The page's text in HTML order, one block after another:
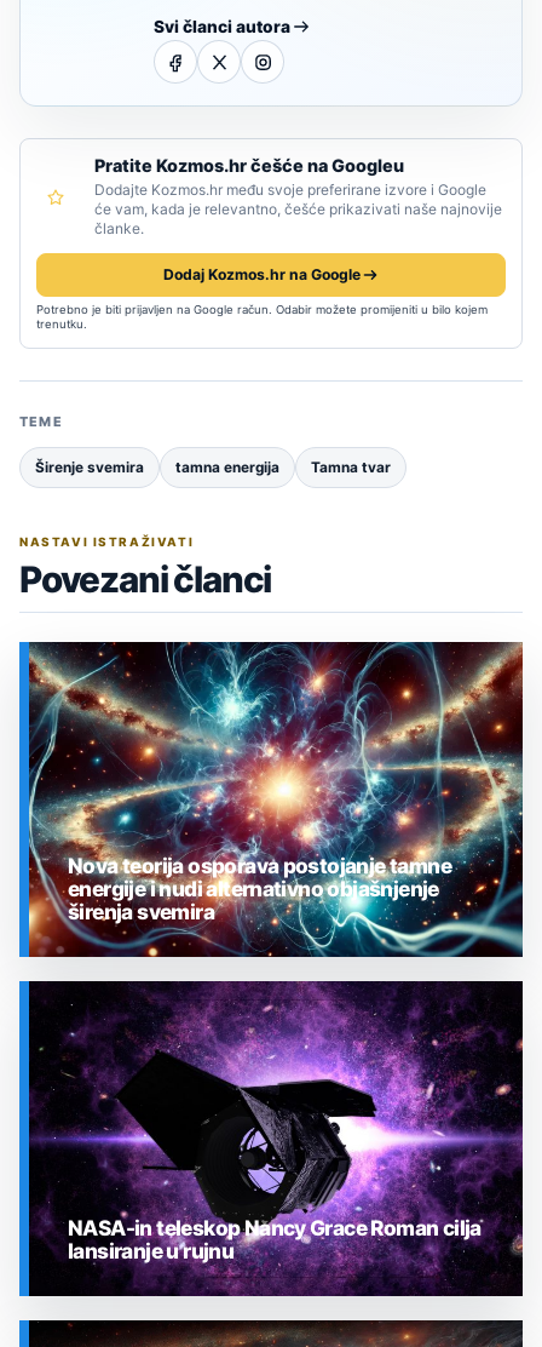
Svi članci autora
Pratite Kozmos.hr češće na Googleu
Dodajte Kozmos.hr među svoje preferirane izvore i Google
će vam, kada je relevantno, češće prikazivati naše najnovije
članke.
Dodaj Kozmos.hr na Google
Potrebno je biti prijavljen na Google račun. Odabir možete promijeniti u bilo kojem
trenutku.
TEME
Širenje svemira tamna energija Tamna tvar
NASTAVI ISTRAŽIVATI
Povezani članci
SVEMIR
Nova teorija osporava postojanje tamne
energije i nudi alternativno objašnjenje
širenja svemira
NASA-in teleskop Nancy Grace Roman cilja
lansiranje u rujnu